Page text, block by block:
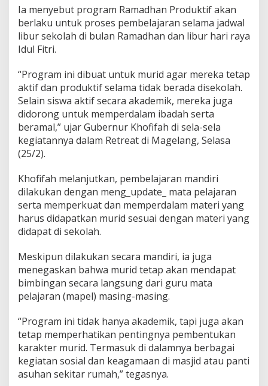
i
f
a
m
a
L
i
b
u
e
k
o
l
a
h
g
i
P
a
M
u
i
Ia menyebut program Ramadhan Produktif akan
berlaku untuk proses pembelajaran selama jadwal
libur sekolah di bulan Ramadhan dan libur hari raya
Idul Fitri.
“Program ini dibuat untuk murid agar mereka tetap
aktif dan produktif selama tidak berada disekolah.
Selain siswa aktif secara akademik, mereka juga
didorong untuk memperdalam ibadah serta
beramal,” ujar Gubernur Khofifah di sela-sela
kegiatannya dalam Retreat di Magelang, Selasa
(25/2).
Khofifah melanjutkan, pembelajaran mandiri
dilakukan dengan meng_update_ mata pelajaran
serta memperkuat dan memperdalam materi yang
harus didapatkan murid sesuai dengan materi yang
didapat di sekolah.
Meskipun dilakukan secara mandiri, ia juga
menegaskan bahwa murid tetap akan mendapat
bimbingan secara langsung dari guru mata
pelajaran (mapel) masing-masing.
“Program ini tidak hanya akademik, tapi juga akan
tetap memperhatikan pentingnya pembentukan
karakter murid. Termasuk di dalamnya berbagai
kegiatan sosial dan keagamaan di masjid atau panti
asuhan sekitar rumah,” tegasnya.